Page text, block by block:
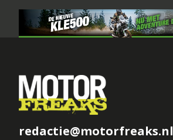
redactie@motorfreaks.nl